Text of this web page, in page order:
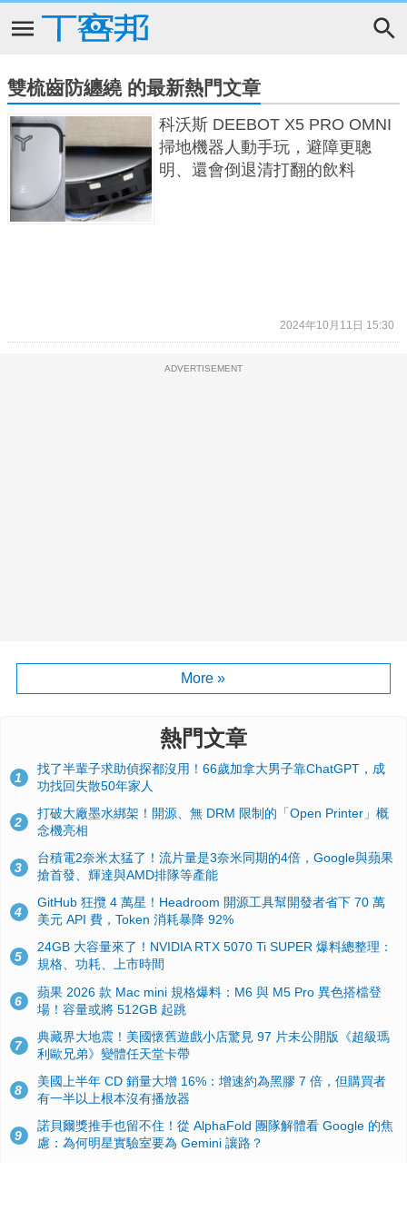
雙梳齒防纏繞 的最新熱門文章
科沃斯 DEEBOT X5 PRO OMNI
掃地機器人動手玩，避障更聰
明、還會倒退清打翻的飲料
2024年10月11日 15:30
ADVERTISEMENT
More »
熱門文章
1
找了半輩子求助偵探都沒用！66歲加拿大男子靠ChatGPT，成
功找回失散50年家人
2
打破大廠墨水綁架！開源、無 DRM 限制的「Open Printer」概
念機亮相
3
台積電2奈米太猛了！流片量是3奈米同期的4倍，Google與蘋果
搶首發、輝達與AMD排隊等產能
4
GitHub 狂攬 4 萬星！Headroom 開源工具幫開發者省下 70 萬
美元 API 費，Token 消耗暴降 92%
5
24GB 大容量來了！NVIDIA RTX 5070 Ti SUPER 爆料總整理：
規格、功耗、上市時間
6
蘋果 2026 款 Mac mini 規格爆料：M6 與 M5 Pro 異色搭檔登
場！容量或將 512GB 起跳
7
典藏界大地震！美國懷舊遊戲小店驚見 97 片未公開版《超級瑪
利歐兄弟》變體任天堂卡帶
8
美國上半年 CD 銷量大增 16%：增速約為黑膠 7 倍，但購買者
有一半以上根本沒有播放器
9
諾貝爾獎推手也留不住！從 AlphaFold 團隊解體看 Google 的焦
慮：為何明星實驗室要為 Gemini 讓路？